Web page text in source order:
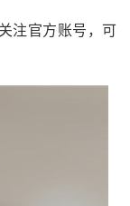
注官方账号，可